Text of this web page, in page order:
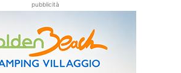
pubblicità